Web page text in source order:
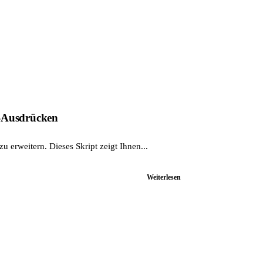
erweitern. Dieses Skript zeigt Ihnen...
Weiterlesen